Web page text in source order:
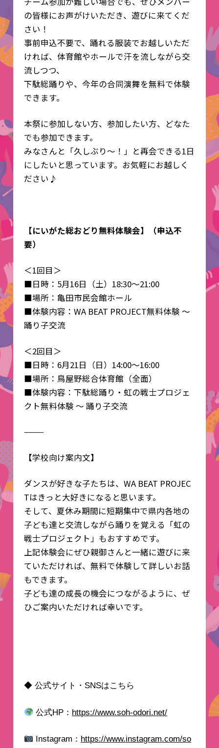
の皆様にお声がけいただき、遊びに来てくだ
さい！
事前申込不要で、踊れる服装でお越しいただ
ければ、体育館やホールで汗を流しながら交
流しつつ、
下駄総踊りや、今年の合同演舞を無料で体験
できます。
本祭に参加しない方、参加したい方、どなた
でも参加できます。
みなさんと「久しぶり〜！」と再会できる1日
にしたいと思っています。お気軽にお越しく
ださい♪
【にいがた総おどり無料体験会】（申込不
要）
＜1回目＞
■日時：5月16日（土）18:30～21:00
■場所：亀田市民会館ホール
■体験内容：WA BEAT PROJECT無料体験 ～
踊り子交流
＜2回目＞
■日時：6月21日（日）14:00～16:00
■場所：鳥屋野総合体育館（全面）
■体験内容：下駄総踊り・虹の戦士プロジェ
クト無料体験 ～ 踊り子交流
⸻
【学校向け案内文】
ダンスが好きな子たちは、WA BEAT PROJEC
Tはきっと大好きになると思います。
そして、夏休み期間に短期集中で県内各地の
子ども達と交流しながら踊りを覚える「虹の
戦士プロジェクト」もおすすめです。
上記体験会にぜひ親御さんと一緒に遊びに来
ていただければ、無料で体験して詳しいお話
もできます。
子ども達の成長の機会につながるように、ぜ
ひご案内いただければ幸いです。
◆ 公式サイト・SNSはこちら
公式HP： https://www.soh-odori.net/
Instagram： https://www.instagram.com/so